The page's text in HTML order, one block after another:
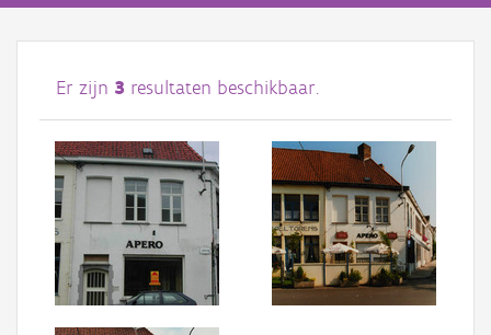
Afbeeldingen
#BeeldIndeKijker
Hergebruik
Over ons
Aanmelden
Er zijn 3 resultaten beschikbaar.